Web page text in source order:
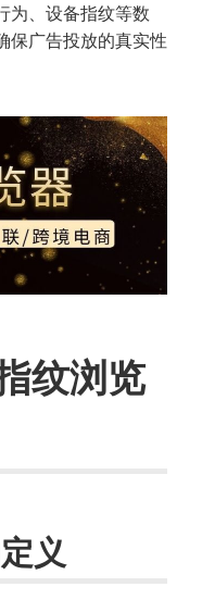
为、设备指纹等数
保广告投放的真实性
纹浏览
义